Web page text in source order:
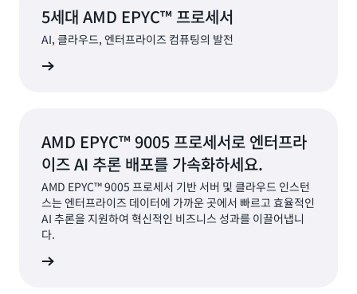
5세대 AMD EPYC™ 프로세서
AI, 클라우드, 엔터프라이즈 컴퓨팅의 발전
AMD EPYC™ 9005 프로세서로 엔터프라
이즈 AI 추론 배포를 가속화하세요.
AMD EPYC™ 9005 프로세서 기반 서버 및 클라우드 인스턴
스는 엔터프라이즈 데이터에 가까운 곳에서 빠르고 효율적인
AI 추론을 지원하여 혁신적인 비즈니스 성과를 이끌어냅니
다.